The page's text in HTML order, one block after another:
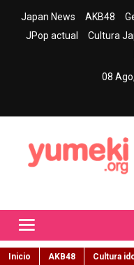
Japan News AKB48
JPop actual
Cultura
08
Inicio AKB48 Cultura